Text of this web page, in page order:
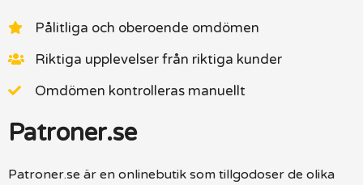
Pålitliga och oberoende omdömen
Riktiga upplevelser från riktiga kunder
Omdömen kontrolleras manuellt
Patroner.se
Patroner.se är en onlinebutik som tillgodoser de olika